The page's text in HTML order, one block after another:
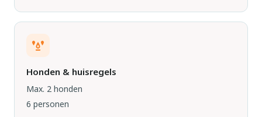
Honden & huisregels
Max. 2 honden
6 personen